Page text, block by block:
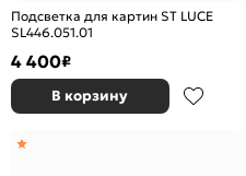
Подсветка для картин ST LUCE
SL446.051.01
4 400₽
В корзину